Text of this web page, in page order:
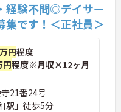
経験不問◎デイサー
集です！＜正社員＞
円程度
円程度※月収×12ヶ月
21番24号
駅」徒歩5分